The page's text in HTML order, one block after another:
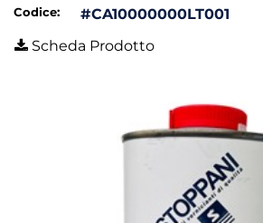
Codice:
#CA10000000LT001
Scheda Prodotto